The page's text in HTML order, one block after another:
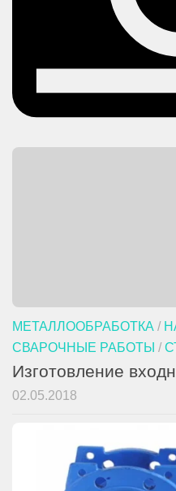
МЕТАЛЛООБРАБОТКА /
СВАРОЧНЫЕ РАБОТЫ /
Изготовление
02.05.2018